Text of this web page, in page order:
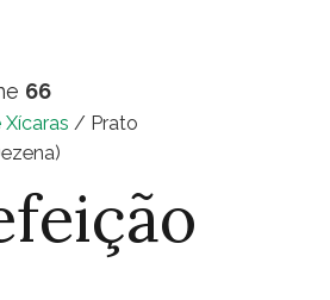
66
Xícaras / Prato